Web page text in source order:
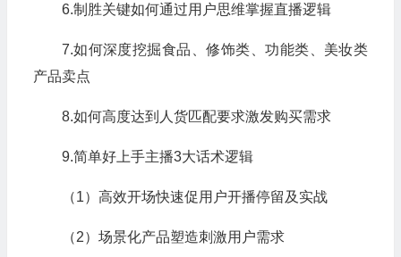
6.制胜关键如何通过用户思维掌握直播逻辑
7.如何深度挖掘食品、修饰类、功能类、美妆类
产品卖点
8.如何高度达到人货匹配要求激发购买需求
9.简单好上手主播3大话术逻辑
（1）高效开场快速促用户开播停留及实战
（2）场景化产品塑造刺激用户需求